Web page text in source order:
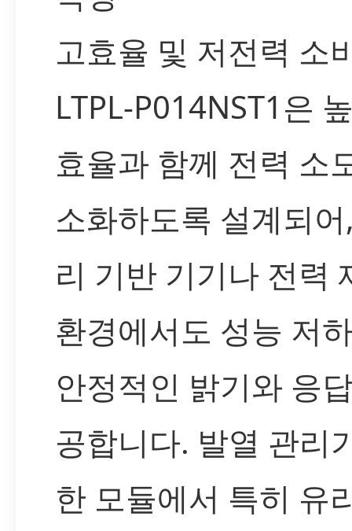
고효율 및 저전력 소
LTPL-P014NST1은
효율과 함께 전력 소
소화하도록 설계되
리 기반 기기나 전력
환경에서도 성능 저
안정적인 밝기와 응
공합니다. 발열 관리
한 모듈에서 특히 유